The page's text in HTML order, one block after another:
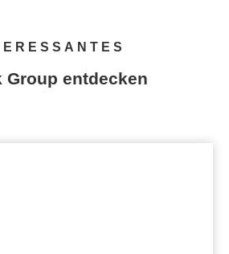
Group entdecken